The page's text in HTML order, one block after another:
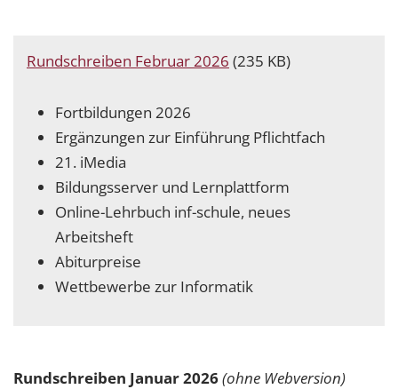
Rundschreiben Februar 2026 (235 KB)
Fortbildungen 2026
Ergänzungen zur Einführung Pflichtfach
21. iMedia
Bildungsserver und Lernplattform
Online-Lehrbuch inf-schule, neues
Arbeitsheft
Abiturpreise
Wettbewerbe zur Informatik
Rundschreiben Januar 2026(ohne Webversion)